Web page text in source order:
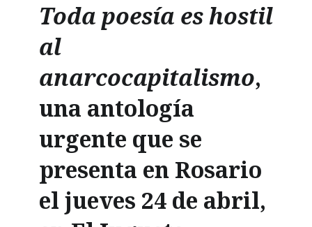
Toda poesía es hostil
al
anarcocapitalismo,
una antología
urgente que se
presenta en Rosario
el jueves 24 de abril,